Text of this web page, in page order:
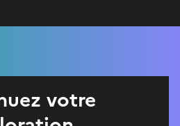
votre